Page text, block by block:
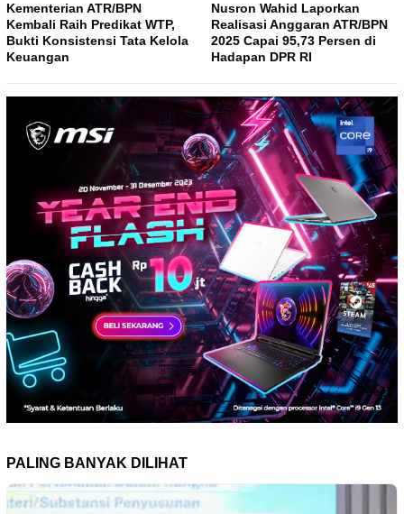
Kementerian ATR/BPN
Kembali Raih Predikat WTP,
Bukti Konsistensi Tata Kelola
Keuangan
Nusron Wahid Laporkan
Realisasi Anggaran ATR/BPN
2025 Capai 95,73 Persen di
Hadapan DPR RI
PALING BANYAK DILIHAT